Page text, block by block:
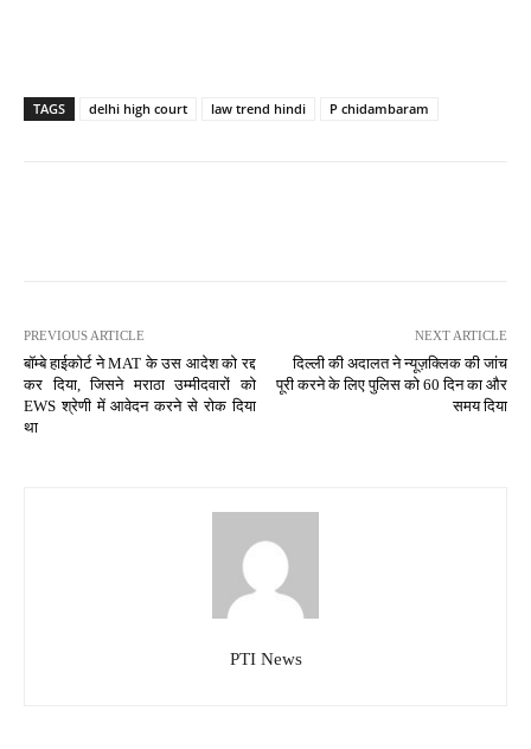
TAGS delhi high court law trend hindi P chidambaram
PREVIOUS ARTICLE
बॉम्बे हाईकोर्ट ने MAT के उस आदेश को रद्द
कर दिया, जिसने मराठा उम्मीदवारों को
EWS श्रेणी में आवेदन करने से रोक दिया
था
NEXT ARTICLE
दिल्ली की अदालत ने न्यूज़क्लिक की जांच
पूरी करने के लिए पुलिस को 60 दिन का और
समय दिया
PTI News